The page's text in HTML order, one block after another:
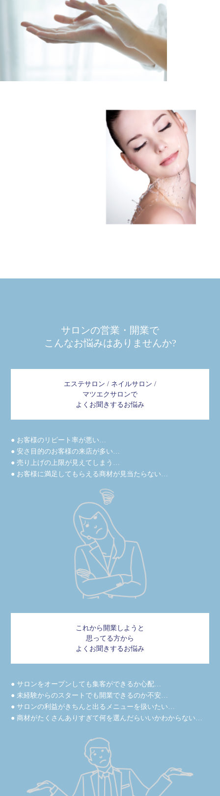
サロンの営業・開業で
こんなお悩みはありませんか?
エステサロン / ネイルサロン /
マツエクサロンで
よくお聞きするお悩み
● お客様のリピート率が悪い…
● 安さ目的のお客様の来店が多い…
● 売り上げの上限が見えてしまう…
● お客様に満足してもらえる商材が見当たらない…
これから開業しようと
思ってる方から
よくお聞きするお悩み
● サロンをオープンしても集客ができるか心配…
● 未経験からのスタートでも開業できるのか不安…
● サロンの利益がきちんと出るメニューを扱いたい…
● 商材がたくさんありすぎて何を選んだらいいかわからない…